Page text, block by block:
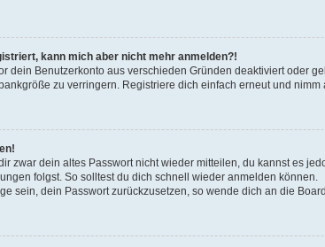
kann mich aber nicht mehr anmelden?!
dein Benutzerkonto aus verschieden Gründen deaktiviert oder
zu verringern. Registriere dich einfach erneut und
zwar dein altes Passwort nicht wieder mitteilen, du kannst es
folgst. So solltest du dich schnell wieder anmelden können.
sein, dein Passwort zurückzusetzen, so wende dich an die